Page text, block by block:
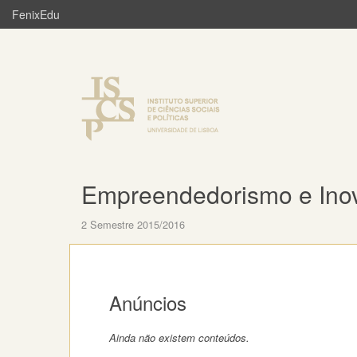
FenixEdu
Empreendedorismo e
2 Semestre 2015/2016
Anúncios
Ainda não existem conteúdos.